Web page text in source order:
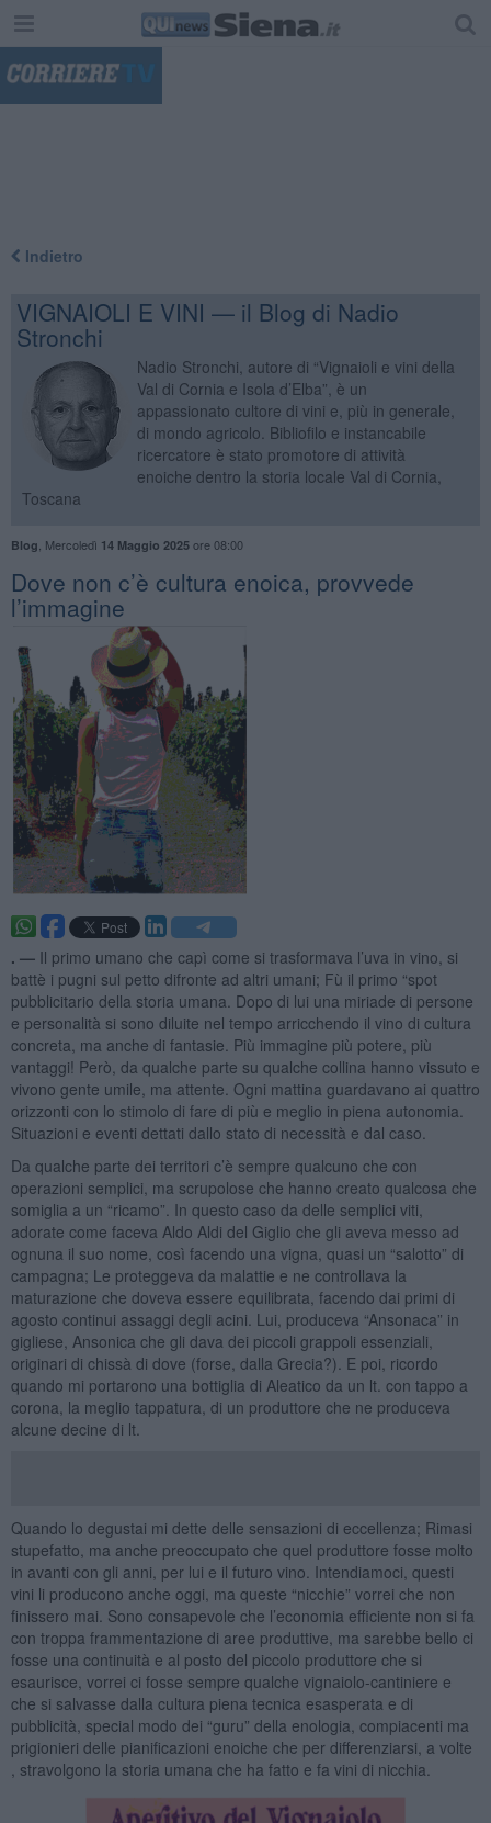
Indietro
VIGNAIOLI E VINI — il Blog di Nadio
Stronchi
Nadio Stronchi, autore di “Vignaioli e vini della
Val di Cornia e Isola d’Elba”, è un
appassionato cultore di vini e, più in generale,
di mondo agricolo. Bibliofilo e instancabile
ricercatore è stato promotore di attività
enoiche dentro la storia locale Val di Cornia,
Toscana
Blog Mercoledì 14 Maggio 2025ore 08:00
​Dove non c’è cultura enoica, provvede
l’immagine
. — Il primo umano che capì come si trasformava l’uva in vino, si
battè i pugni sul petto difronte ad altri umani; Fù il primo “spot
pubblicitario della storia umana. Dopo di lui una miriade di persone
e personalità si sono diluite nel tempo arricchendo il vino di cultura
concreta, ma anche di fantasie. Più immagine più potere, più
vantaggi! Però, da qualche parte su qualche collina hanno vissuto e
vivono gente umile, ma attente. Ogni mattina guardavano ai quattro
orizzonti con lo stimolo di fare di più e meglio in piena autonomia.
Situazioni e eventi dettati dallo stato di necessità e dal caso.
Da qualche parte dei territori c’è sempre qualcuno che con
operazioni semplici, ma scrupolose che hanno creato qualcosa che
somiglia a un “ricamo”. In questo caso da delle semplici viti,
adorate come faceva Aldo Aldi del Giglio che gli aveva messo ad
ognuna il suo nome, così facendo una vigna, quasi un “salotto” di
campagna; Le proteggeva da malattie e ne controllava la
maturazione che doveva essere equilibrata, facendo dai primi di
agosto continui assaggi degli acini. Lui, produceva “Ansonaca” in
gigliese, Ansonica che gli dava dei piccoli grappoli essenziali,
originari di chissà di dove (forse, dalla Grecia?). E poi, ricordo
quando mi portarono una bottiglia di Aleatico da un lt. con tappo a
corona, la meglio tappatura, di un produttore che ne produceva
alcune decine di lt.
Quando lo degustai mi dette delle sensazioni di eccellenza; Rimasi
stupefatto, ma anche preoccupato che quel produttore fosse molto
in avanti con gli anni, per lui e il futuro vino. Intendiamoci, questi
vini li producono anche oggi, ma queste “nicchie” vorrei che non
finissero mai. Sono consapevole che l’economia efficiente non si fa
con troppa frammentazione di aree produttive, ma sarebbe bello ci
fosse una continuità e al posto del piccolo produttore che si
esaurisce, vorrei ci fosse sempre qualche vignaiolo-cantiniere e
che si salvasse dalla cultura piena tecnica esasperata e di
pubblicità, special modo dei “guru” della enologia, compiacenti ma
prigionieri delle pianificazioni enoiche che per differenziarsi, a volte
, stravolgono la storia umana che ha fatto e fa vini di nicchia.